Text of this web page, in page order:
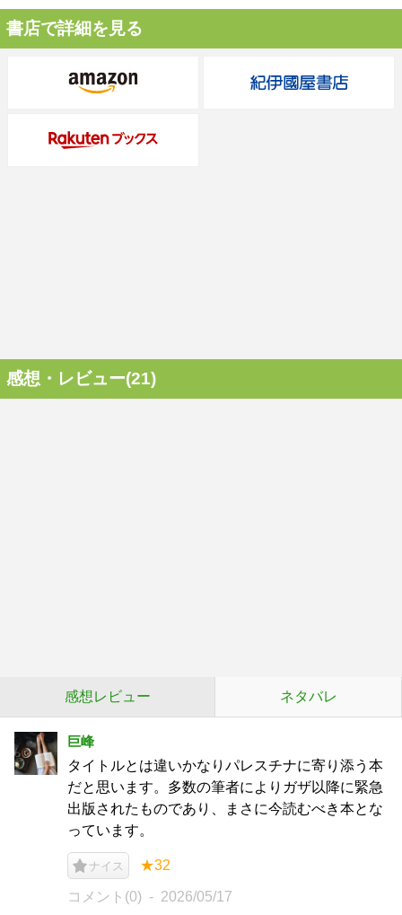
書店で詳細を見る
感想・レビュー(21)
感想レビュー ネタバレ
巨峰
タイトルとは違いかなりパレスチナに寄り添う本
だと思います。多数の筆者によりガザ以降に緊急
出版されたものであり、まさに今読むべき本とな
っています。
ナイス ★32
コメント(0) 2026/05/17